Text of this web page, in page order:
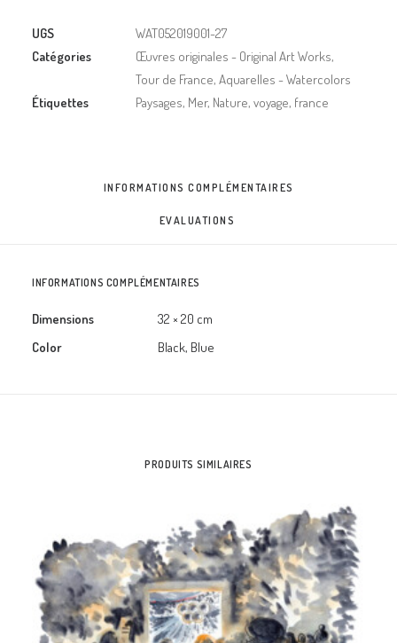
UGS
WAT052019001-27
Catégories
Œuvres originales - Original Art Works,
Tour de France, Aquarelles - Watercolors
Étiquettes
Paysages, Mer, Nature, voyage, france
INFORMATIONS COMPLÉMENTAIRES
EVALUATIONS
INFORMATIONS COMPLÉMENTAIRES
Dimensions
32 × 20 cm
Color
Black, Blue
PRODUITS SIMILAIRES